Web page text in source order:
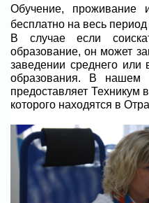
Обучение, проживание
бесплатно на весь
В случае если
образование, он может
заведении среднего или
образования. В нашем
предоставляет Техникум
которого находятся в